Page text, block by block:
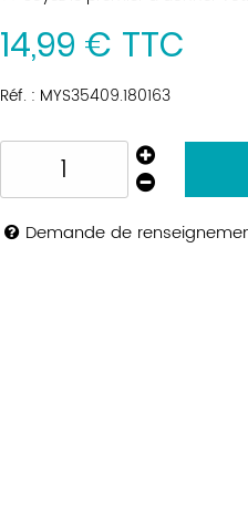
14,99 € TTC
Réf. : MYS35409.180163
Demande de